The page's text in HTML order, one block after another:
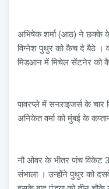
अभिषेक शर्मा (आठ) ने छक्के
विग्नेश पुथुर को कैच दे बैठे ।
मिडआन में मिचेल सेंटनेर को
पावरप्ले में सनराइजर्स के
अनिकेत वर्मा को मुंबई के
नौ ओवर के भीतर पांच विकेट
संभाला । उन्होंने पुथुर को